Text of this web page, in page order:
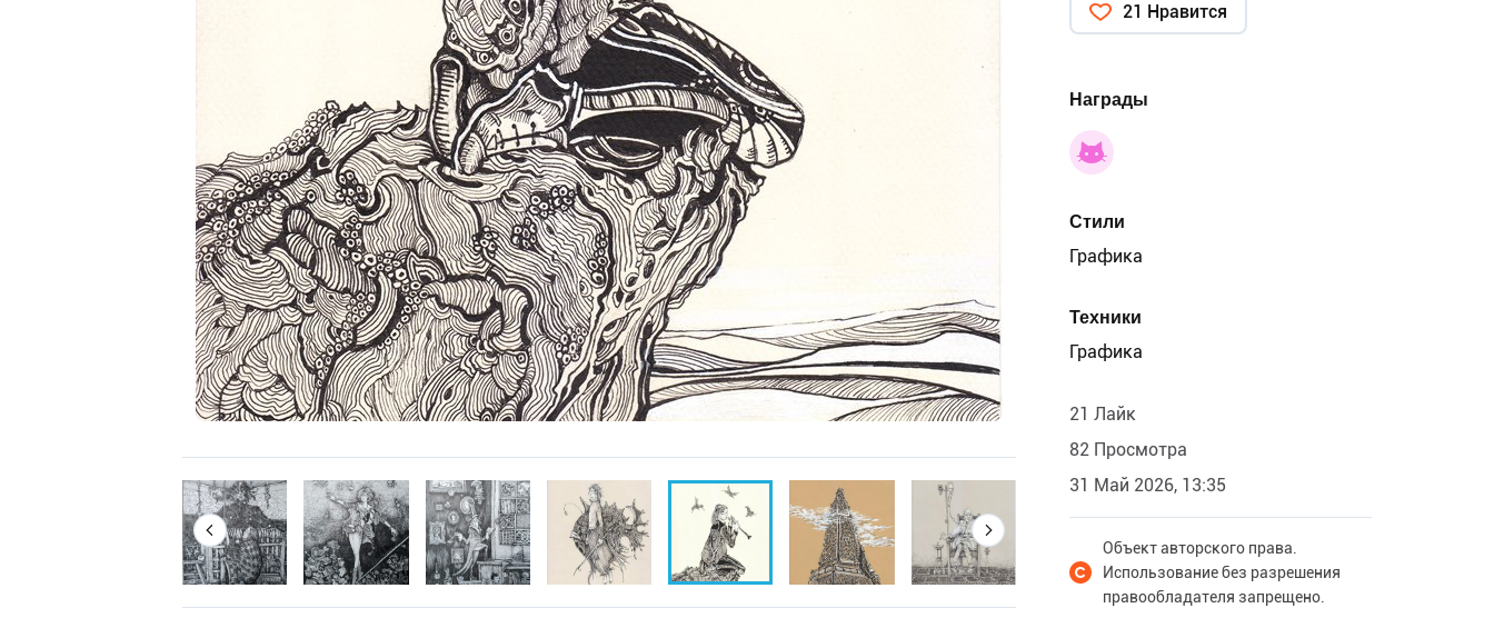
21 Нравится
Награды
Стили
Графика
Техники
Графика
21 Лайк
82 Просмотра
31 Май 2026, 13:35
Объект авторского права.
Использование без разрешения
правообладателя запрещено.